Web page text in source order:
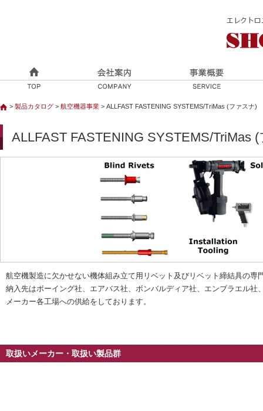
> 製品カタログ > 航空機器事業 > ALLFAST FASTENING SYSTEMS/TriMas (ファスナ)
ALLFAST FASTENING SYSTEMS/TriMas
航空機製造に欠かせない機体組み立て用リベット及びリベット締結具の専
納入先はボーイング社、エアバス社、ボンバルディア社、エンブラエル社
メーカー各工場への供給をしております。
取扱いメーカー・取扱い製品群